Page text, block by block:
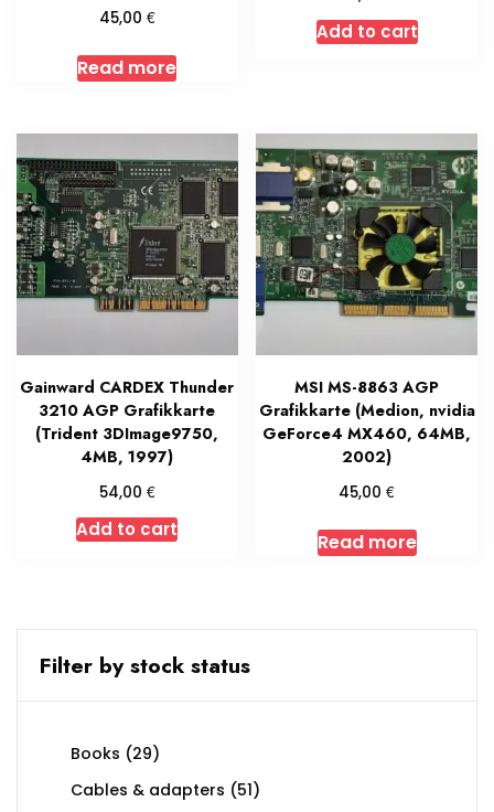
45,00 €
Read more
Add to cart
Gainward CARDEX Thunder
3210 AGP Grafikkarte
(Trident 3DImage9750,
4MB, 1997)
54,00 €
Add to cart
MSI MS-8863 AGP
Grafikkarte (Medion, nvidia
GeForce4 MX460, 64MB,
2002)
45,00€
Read more
Filter by stock status
Books 2929
Cables & adapters 5151